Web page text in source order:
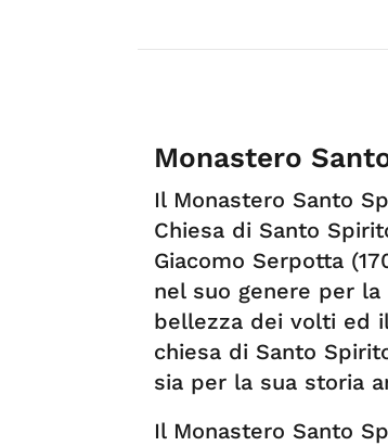
Monastero
Il Monastero Santo
Chiesa di Santo
Giacomo Serpotta
nel suo genere per
bellezza dei volti ed
chiesa di Santo
sia per la sua storia
Il Monastero Santo